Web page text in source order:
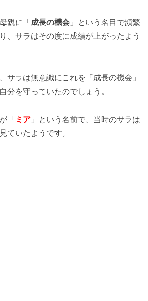
親に「成長の機会 」という名目で頻繁
、サラはその度に成績が上がったよう
サラは無意識にこれを「成長の機会」
分を守っていたのでしょう。
が「 ミア 」という名前で、当時のサラは
ていたようです。